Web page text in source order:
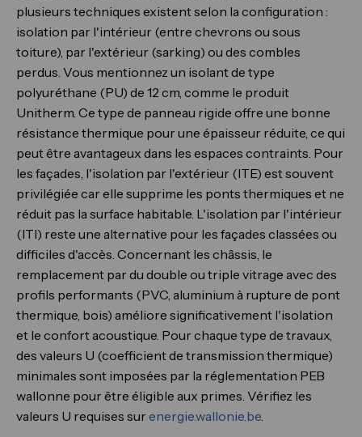
plusieurs techniques existent selon la configuration :
isolation par l'intérieur (entre chevrons ou sous
toiture), par l'extérieur (sarking) ou des combles
perdus. Vous mentionnez un isolant de type
polyuréthane (PU) de 12 cm, comme le produit
Unitherm. Ce type de panneau rigide offre une bonne
résistance thermique pour une épaisseur réduite, ce qui
peut être avantageux dans les espaces contraints. Pour
les façades, l'isolation par l'extérieur (ITE) est souvent
privilégiée car elle supprime les ponts thermiques et ne
réduit pas la surface habitable. L'isolation par l'intérieur
(ITI) reste une alternative pour les façades classées ou
difficiles d'accès. Concernant les châssis, le
remplacement par du double ou triple vitrage avec des
profils performants (PVC, aluminium à rupture de pont
thermique, bois) améliore significativement l'isolation
et le confort acoustique. Pour chaque type de travaux,
des valeurs U (coefficient de transmission thermique)
minimales sont imposées par la réglementation PEB
wallonne pour être éligible aux primes. Vérifiez les
valeurs U requises sur energie.wallonie.be.